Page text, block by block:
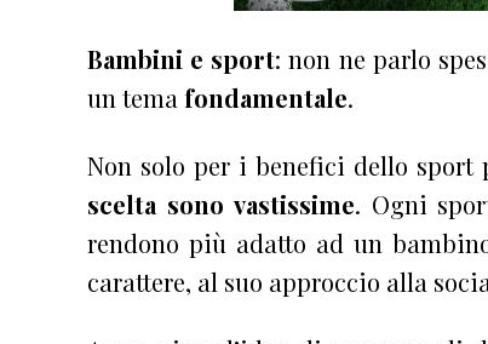
Bambini e sport: non ne parlo
un tema fondamentale.
Non solo per i benefici dello
scelta sono vastissime. Ogni
rendono più adatto ad un
carattere, al suo approccio alla